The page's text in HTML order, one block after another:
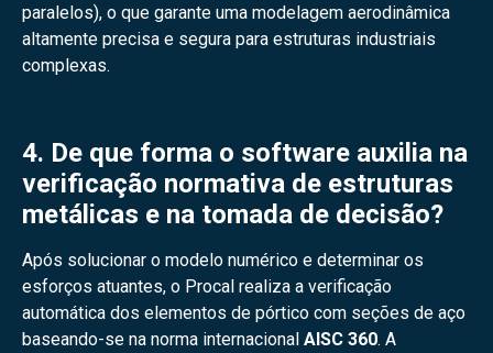
paralelos), o que garante uma modelagem aerodinâmica
altamente precisa e segura para estruturas industriais
complexas.
4. De que forma o software auxilia na
verificação normativa de estruturas
metálicas e na tomada de decisão?
Após solucionar o modelo numérico e determinar os
esforços atuantes, o Procal realiza a verificação
automática dos elementos de pórtico com seções de aço
baseando-se na norma internacional AISC 360. A